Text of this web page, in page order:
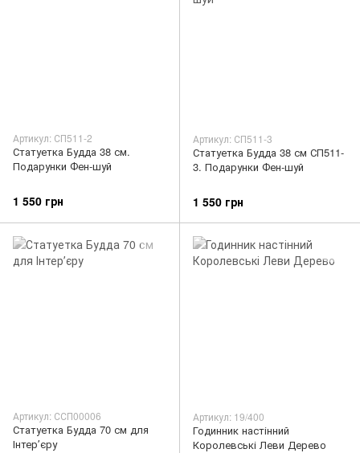
Артикул: СП511-2
Статуетка Будда 38 см.
Подарунки Фен-шуй
1 550 грн
Артикул: СП511-3
Статуетка Будда 38 см СП511-
3. Подарунки Фен-шуй
1 550 грн
Артикул: ССП00006
Статуетка Будда 70 см для
Інтерʼєру
Артикул: 19/400
Годинник настінний
Королевські Леви Дерево